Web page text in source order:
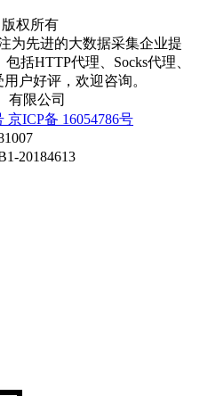
版权所有
为先进的大数据采集企业提
括HTTP代理、Socks代理、
户好评，欢迎咨询。
有限公司
京ICP备 16054786号
20184613